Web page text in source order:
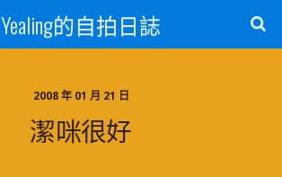
Yealing的自拍日誌
2008 年 01 月 21 日
潔咪很好